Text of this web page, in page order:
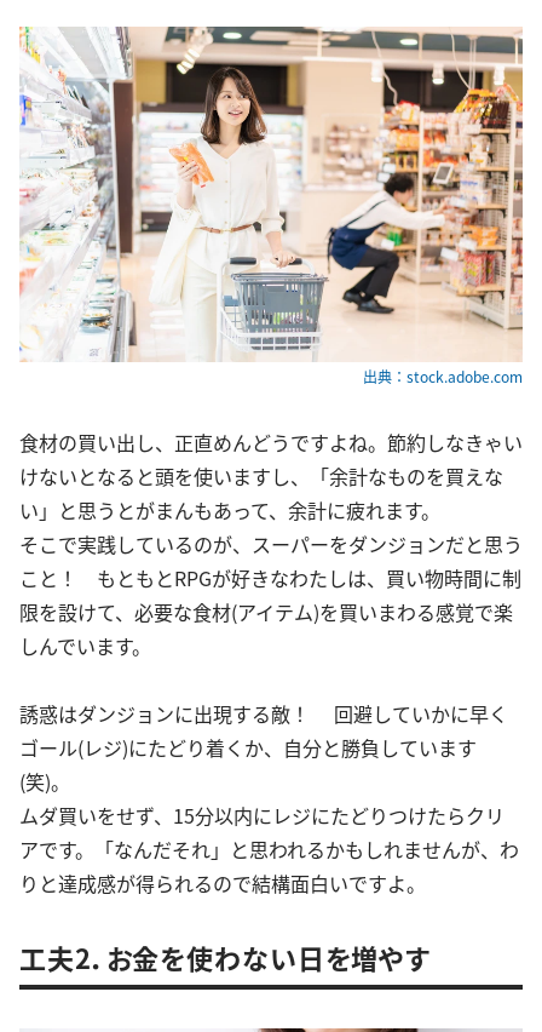
出典：stock.adobe.com
食材の買い出し、正直めんどうですよね。節約しなきゃい
けないとなると頭を使いますし、「余計なものを買えな
い」と思うとがまんもあって、余計に疲れます。
そこで実践しているのが、スーパーをダンジョンだと思う
こと！ もともとRPGが好きなわたしは、買い物時間に制
限を設けて、必要な食材(アイテム)を買いまわる感覚で楽
しんでいます。
誘惑はダンジョンに出現する敵！ 回避していかに早く
ゴール(レジ)にたどり着くか、自分と勝負しています
(笑)。
ムダ買いをせず、15分以内にレジにたどりつけたらクリ
アです。「なんだそれ」と思われるかもしれませんが、わ
りと達成感が得られるので結構面白いですよ。
工夫2．お金を使わない日を増やす